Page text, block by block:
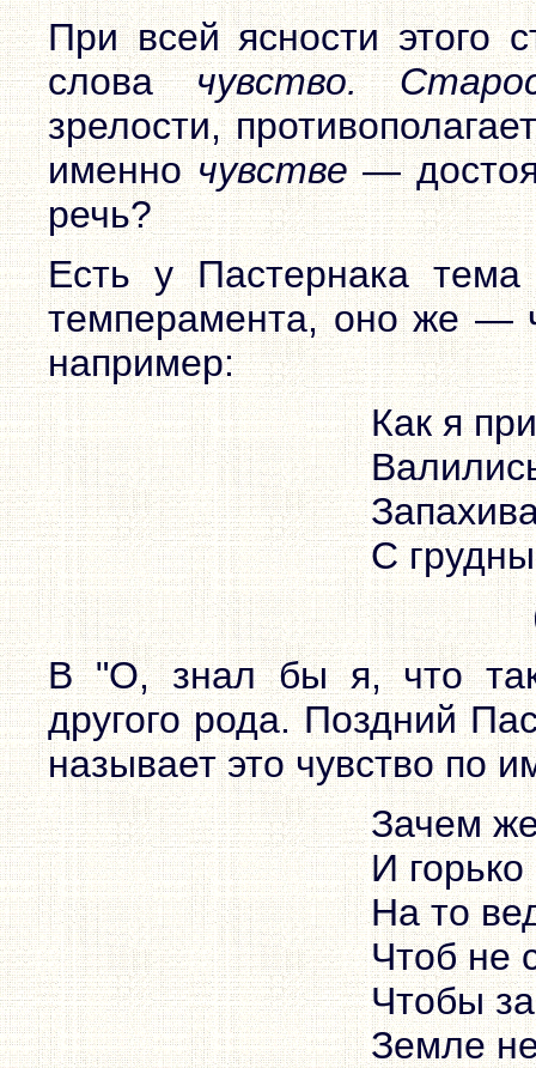
При всей ясности этого
словачувство.
зрелости,
именночувстве—
речь?
Есть у Пастернака тема
темперамента, оно же —
например:
Как я
С
В "О, знал бы я, что
другого рода. Поздний
называет это чувство по
Зачем
И горько
На то
Чтоб не
Чтобы
Земле